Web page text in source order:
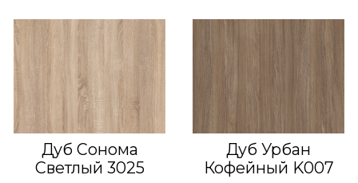
Дуб Сонома
Светлый 3025
Дуб Урбан
Кофейный K007